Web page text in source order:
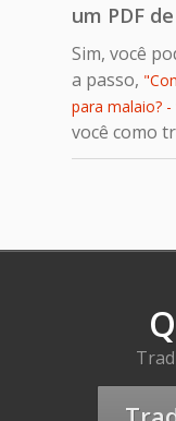
um PDF
Sim, você
a passo,
para malaio?
você como